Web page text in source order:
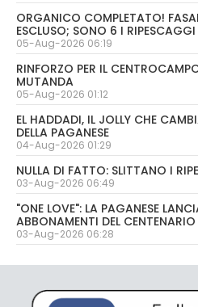
ORGANICO COMPLETATO!
ESCLUSO; SONO 6 I RIPESCAGGI
05-Aug-2026 06:19
RINFORZO PER IL
MUTANDA
05-Aug-2026 01:12
EL HADDADI, IL JOLLY CHE
DELLA PAGANESE
04-Aug-2026 01:29
NULLA DI FATTO: SLITTANO I
03-Aug-2026 06:49
"ONE LOVE": LA PAGANESE
ABBONAMENTI DEL CENTENARIO
03-Aug-2026 06:28